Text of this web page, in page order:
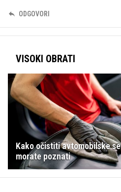
ODGOVORI
VISOKI OBRATI
Kako očistiti avtomobilske
morate poznati